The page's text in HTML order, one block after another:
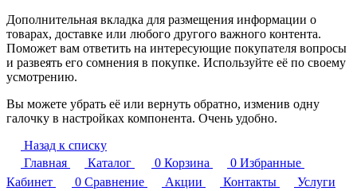
Дополнительная вкладка для размещения информации о
товарах, доставке или любого другого важного контента.
Поможет вам ответить на интересующие покупателя вопросы
и развеять его сомнения в покупке. Используйте её по своему
усмотрению.
Вы можете убрать её или вернуть обратно, изменив одну
галочку в настройках компонента. Очень удобно.
Назад к списку
Главная
Каталог 0 Корзина 0 Избранные
Кабинет
0 Сравнение Акции Контакты
Услуги